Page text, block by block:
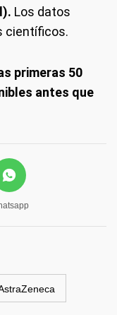
Los datos
científicos.
primeras 50
antes que